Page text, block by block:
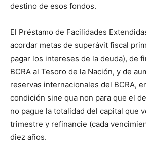
destino de esos fondos.
El Préstamo de Facilidades
acordar metas de superávit fiscal
pagar los intereses de la deuda), de
BCRA al Tesoro de la Nación, y de
reservas internacionales del BCRA,
condición sine qua non para que el
no pague la totalidad del capital que
trimestre y refinancie (cada
diez años.